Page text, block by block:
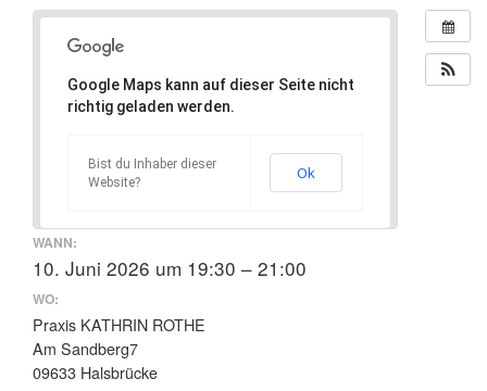
Google Maps kann auf dieser Seite nicht
richtig geladen werden.
Bist du Inhaber dieser
Website?
Ok
WANN:
10. Juni 2026 um 19:30 – 21:00
WO:
Praxis KATHRIN ROTHE
Am Sandberg7
09633 Halsbrücke